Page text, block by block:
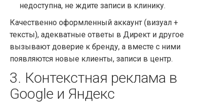
недоступна, не ждите записи в клинику.
Качественно оформленный аккаунт (визуал +
тексты), адекватные ответы в Директ и другое
вызывают доверие к бренду, а вместе с ними
появляются новые клиенты, записи в центр.
3. Контекстная реклама в
Google и Яндекс